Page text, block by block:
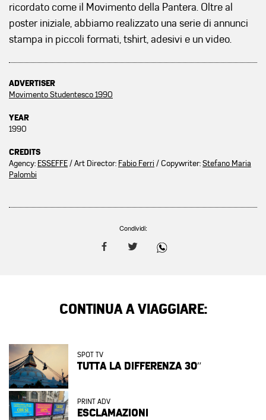
ricordato come il Movimento della Pantera. Oltre al
poster iniziale, abbiamo realizzato una serie di annunci
stampa in piccoli formati, tshirt, adesivi e un video.
ADVERTISER
Movimento Studentesco 1990
YEAR
1990
CREDITS
Agency: ESSEFFE/ Art Director: Fabio Ferri / Copywriter:Stefano Maria
Palombi
Condividi:
CONTINUA A VIAGGIARE:
SPOT TV
TUTTA LA DIFFERENZA 30″
PRINT ADV
ESCLAMAZIONI